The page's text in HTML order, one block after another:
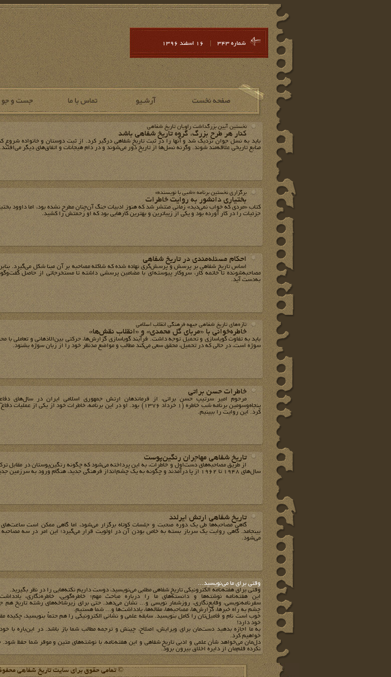
شماره 343
نخستین آیین بزرگداشت راویان تاریخ شفاهی
کنار هر طرح بزرگ، گروه تاریخ شفاهی باشد
باید به نسل جوان نزدیک شد و آنها را در ثبت تاریخ شفاهی درگیر کرد. از ثبت دوستان و خانواده‌ شروع
منابع تاریخی علاقه‌مند شوند. وگرنه نسل‌ها از تاریخ دور می‌شوند و در دام هیجانات و اتفاق‌های دیگر می‌افتند.
برگزاری نخستین برنامه «شبی با نویسنده»
بختیاری دانشور به روایت خاطرات
کتاب «مردی که خواب نمی‌دید» زمانی منتشر شد که هنوز ادبیات جنگ آن‌چنان مطرح نشده بود، اما داوود
جزئیات را در کار آورده بود و یکی از زیباترین و بهترین کارهایی بود که او زحمتش را کشید.
احکام مسئله‌مندی در تاریخ شفاهی
اساس تاریخ شفاهی بر پرسش و پرسش‌گری نهاده شده که شاکله مصاحبه بر آن مبنا شکل می‌گیرد.
مصاحبه‌شونده تا خاتمه کار، سروکار پیوسته‌ای با مضامین پرسشی داشته تا مستخرجاتی از حاصل
به‌دست آید.
تازه‌های تاریخ شفاهی جبهه فرهنگی انقلاب اسلامی
خاطره‌خوانی با «مربای گل محمدی» و «انقلاب نقش‌ها»
باید به تفاوت گویاسازی و تحمیل توجه داشت. فرآیند گویاسازی گزارش‌ها، حرکتی بین‌الاذهانی و تعاملی با
سوژه است، در حالی که در تحمیل، محقق سعی می‌کند مطالب و مواضع مدنظر خود را از زبان سوژه بشنود.
خاطرات حسن براتی
مرحوم امیر سرتیپ حسن براتی، از فرماندهان ارتش جمهوری اسلامی ایران در سال‌های
پنجاه‌وسومین برنامه شب خاطره (1 خرداد 1376) بود. او در این برنامه، خاطرات خود از یکی از
کرد. این روایت‌‌ را ببینیم.
تاریخ شفاهی مهاجران رنگین‌پوست
از طریق مصاحبه‌های دست‌اول و خاطرات، به این پرداخته می‌شود که چگونه رنگین‌پوستان در مقابل
سال‌های 1948 تا 1962 از پا درآمدند و چگونه به یک چشم‌انداز فرهنگی جدید، هنگام ورود به سرزمین جدید دست یافتند.
تاریخ شفاهی ارتش ایرلند
گاهی مصاحبه‌ها طی یک دوره صحبت‌ و جلسات کوتاه برگزار می‌شود، اما گاهی ممکن است
بینجامد. گاهی روایت یک سرباز بسته به خاص بودن آن در اولویت قرار می‌گیرد؛ این امر در سه
می‌شود.
وقتي براي ما مي‌نويسيد...
وقتي براي هفته‌نامه الکترونيکي تاريخ شفاهي مطلبي مي‌نويسيد، دوست داريم نکته‌هايي را در نظر بگيريد.
اين هفته‌نامه نوشته‌ها و دانسته‌هاي ما را درباره مباحث مهم؛ خاطره‌گويي، خاطره‌نگاري،
سفرنامه‌نويسي، وقايع‌نگاري، روزشمار نويسي و... نشان مي‌دهد. حتي براي زيرشاخه‌هاي رشته تاريخ هم جا
چشم به راه خبرها، گزارش‌ها، مصاحبه‌ها، مقاله‌ها، يادداشت‌ها و... شما هستيم.
خوب است نام و فاميل‌تان را کامل بنويسيد. سابقه علمي و نشاني الکترونيکي را هم حتماً بنويسيد، چکيده
خود دارد!
به ما اجازه بدهيد دست‌مان براي ويرايش، اصلاح، چينش و ترجمه مطالب شما باز باشد. در اين‌باره با
خواهيم کرد.
دل‌مان مي‌خواهد شأن علمي و ادبي تاريخ شفاهي و اين هفته‌نامه، با نوشته‌هاي متين و موقر شما حفظ
نکرده قلم‌مان از دايره اخلاق بيرون برود.
© تمامی حقوق برای سایت تاریخ شفاهی